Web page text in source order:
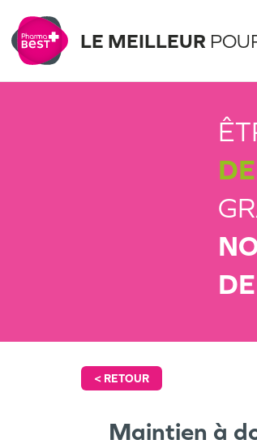
LE MEILLEUR
< RETOUR
Maintien à